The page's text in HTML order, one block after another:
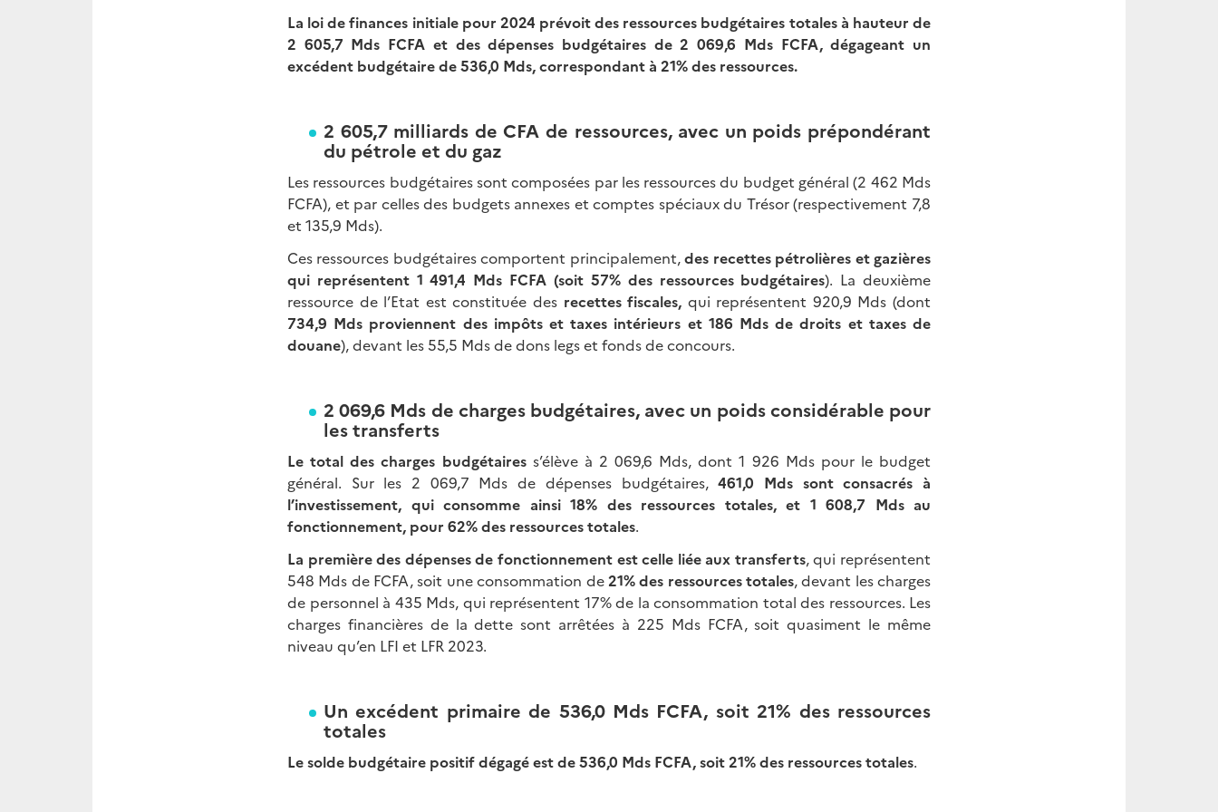
La loi de finances initiale pour 2024 prévoit des ressources budgétaires totales à hauteur de
2 605,7 Mds FCFA et des dépenses budgétaires de 2 069,6 Mds FCFA, dégageant un
excédent budgétaire de 536,0 Mds, correspondant à 21% des ressources.
2 605,7 milliards de CFA de ressources, avec un poids prépondérant
du pétrole et du gaz
Les ressources budgétaires sont composées par les ressources du budget général (2 462 Mds
FCFA), et par celles des budgets annexes et comptes spéciaux du Trésor (respectivement 7,8
et 135,9 Mds).
Ces ressources budgétaires comportent principalement,des recettes pétrolières et gazières
qui représentent 1 491,4 Mds FCFA (soit 57% des ressources budgétaires). La deuxième
ressource de l’Etat est constituée des recettes fiscales, qui représentent 920,9 Mds (dont
734,9 Mds proviennent des impôts et taxes intérieurs et 186 Mds de droits et taxes de
douane), devant les 55,5 Mds de dons legs et fonds de concours.
2 069,6 Mds de charges budgétaires, avec un poids considérable pour
les transferts
Le total des charges budgétairess’élève à 2 069,6 Mds, dont 1 926 Mds pour le budget
général. Sur les 2 069,7 Mds de dépenses budgétaires,461,0 Mds sont consacrés à
l’investissement, qui consomme ainsi 18% des ressources totales, et 1 608,7 Mds au
fonctionnement, pour 62% des ressources totales.
La première des dépenses de fonctionnement est celle liée aux transferts, qui représentent
548 Mds de FCFA, soit une consommation de21% des ressources totales, devant les charges
de personnel à 435 Mds, qui représentent 17% de la consommation total des ressources. Les
charges financières de la dette sont arrêtées à 225 Mds FCFA, soit quasiment le même
niveau qu’en LFI et LFR 2023.
Un excédent primaire de 536,0 Mds FCFA, soit 21% des ressources
totales
Le solde budgétaire positif dégagé est de 536,0 Mds FCFA, soit 21% des ressources totales.